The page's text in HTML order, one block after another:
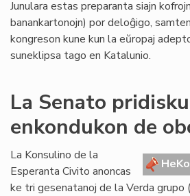
Junulara estas preparanta siajn
banankartonojn) por deloĝigo,
kongreson kune kun la eŭropaj
suneklipsa tago en Katalunio.
La Senato
enkondukon de
La Konsulino de la
Esperanta Civito anoncas
ke tri gesenatanoj de la Verda grupo